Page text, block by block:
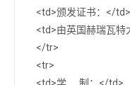
<td>颁发证书：</td>
<td>由英国赫瑞瓦
</tr>
<tr>
<td>学 制：</td>